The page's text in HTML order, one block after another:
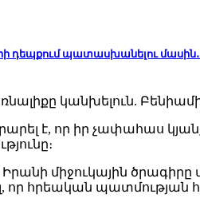
դեպքում պատասխանելու մասին․
է, որ իր չափահաս
Իրանի միջուկային
որ հրեական